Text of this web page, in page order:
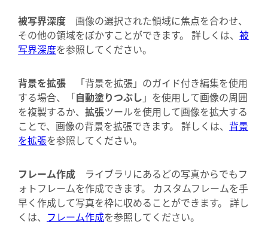
被写界深度
画像の選択された領域に焦点を合わせ、
その他の領域をぼかすことができます。 詳しくは、 被
写界深度を参照してください。
背景を拡張
「背景を拡張」のガイド付き編集を使用
する場合、「自動塗りつぶし 」を使用して画像の周囲
を複製するか、 拡張ツールを使用して画像を拡大する
ことで、画像の背景を拡張できます。 詳しくは、 背景
を拡張を参照してください。
フレーム作成
ライブラリにあるどの写真からでもフ
ォトフレームを作成できます。 カスタムフレームを手
早く作成して写真を枠に収めることができます。 詳し
くは、 フレーム作成を参照してください。